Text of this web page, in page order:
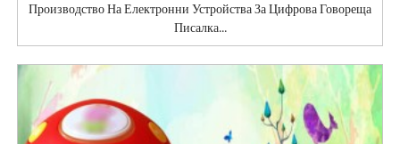
Производство На Електронни Устройства За Цифрова Говореща
Писалка...